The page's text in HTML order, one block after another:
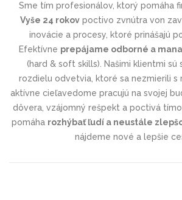
Sme tím profesionálov, ktorý pomáha
Vyše 24 rokov poctivo zvnútra von
inovácie a procesy, ktoré prinášajú
Efektívne prepájame odborné a
(hard & soft skills). Našimi klientmi
rozdielu odvetvia, ktoré sa nezmierili s
aktívne cieľavedome pracujú na svojej
dôvera, vzájomný rešpekt a poctivá
pomáha rozhýbať ľudí a neustále
nájdeme nové a lepšie